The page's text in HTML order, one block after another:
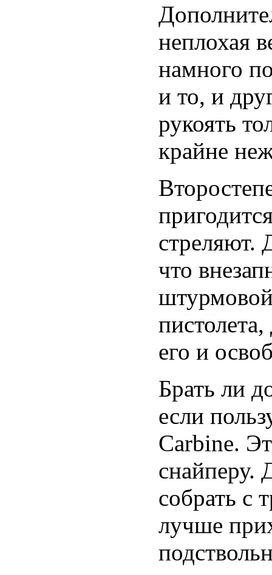
неплохая
намного
и то, и
рукоять
крайне
стреляют.
что
его и
Брать ли
если
Carbine.
снайперу.
собрать с
лучше